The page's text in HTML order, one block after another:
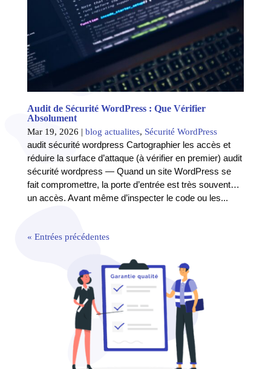
Audit de Sécurité WordPress : Que Vérifier
Absolument
Mar 19, 2026 | blog actualites, Sécurité WordPress
audit sécurité wordpress Cartographier les accès et
réduire la surface d’attaque (à vérifier en premier) audit
sécurité wordpress — Quand un site WordPress se
fait compromettre, la porte d’entrée est très souvent…
un accès. Avant même d’inspecter le code ou les...
« Entrées précédentes